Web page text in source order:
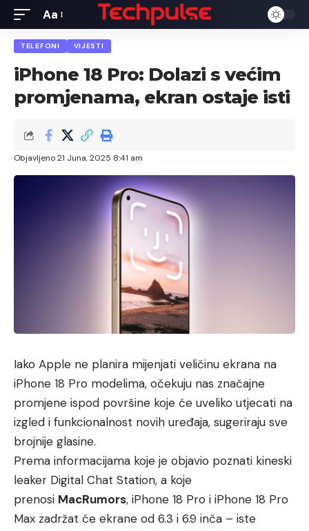
Font
Resizer
Aa
TELEFONI VIJESTI
iPhone 18 Pro: Dolazi s većim
promjenama, ekran ostaje isti
Objavljeno 21 Juna, 2025 8:41 am
Iako Apple ne planira mijenjati veličinu ekrana na
iPhone 18 Pro modelima, očekuju nas značajne
promjene ispod površine koje će uveliko utjecati na
izgled i funkcionalnost novih uređaja, sugeriraju sve
brojnije glasine.
Prema informacijama koje je objavio poznati kineski
leaker Digital Chat Station, a koje
prenosi MacRumors, iPhone 18 Pro i iPhone 18 Pro
Max zadržat će ekrane od 6.3 i 6.9 inča – iste